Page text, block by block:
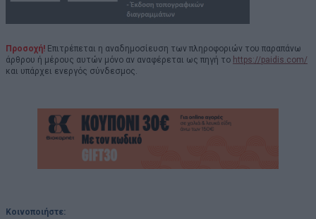
Προσοχή! Επιτρέπεται η αναδημοσίευση των πληροφοριών του παραπάνω
άρθρου ή μέρους αυτών μόνο αν αναφέρεται ως πηγή το https://paidis.com/
και υπάρχει ενεργός σύνδεσμος.
Κοινοποιήστε: